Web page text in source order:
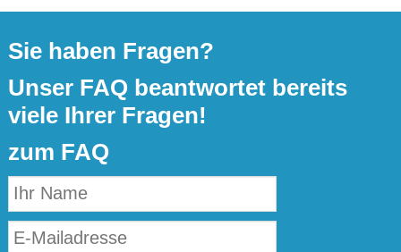
Sie haben Fragen?
Unser FAQ beantwortet bereits
viele Ihrer Fragen!
zum FAQ